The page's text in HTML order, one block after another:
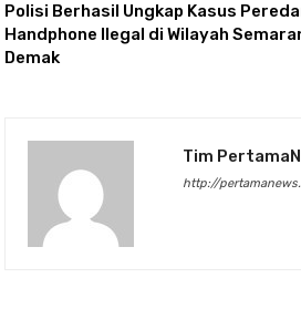
Polisi Berhasil Ungkap Kasus
Handphone Ilegal di Wilayah
Demak
Tim
http://